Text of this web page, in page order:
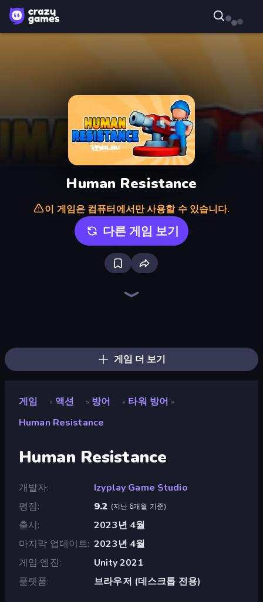
Human Resistance
이 게임은 컴퓨터에서만 사용할 수 있습니다.
다른 게임 보기
게임 더 보기
게임 » 액션 » 방어 » 타워 방어 »
Human Resistance
Human Resistance
개발자
Izyplay Game Studio
평점
9.2 (지난 6개월 기준)
출시
2023년 4월
마지막 업데이트 2023년 4월
게임 엔진
Unity 2021
플랫폼
브라우저 (데스크톱 전용)